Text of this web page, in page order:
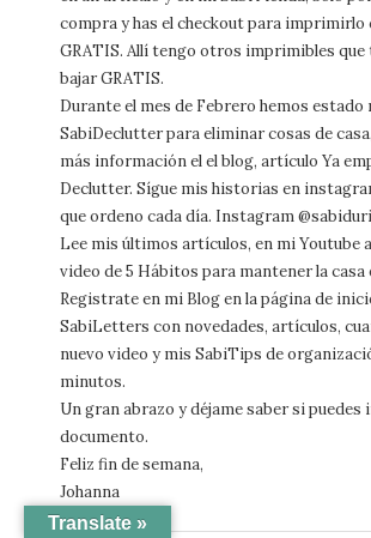
compra y has el checkout para
GRATIS. Allí tengo otros imprimibles que
bajar GRATIS.
Durante el mes de Febrero hemos
SabiDeclutter para eliminar cosas de casa,
más información el el blog, artículo Ya
Declutter. Sígue mis historias en
que ordeno cada día. Instagram
Lee mis últimos artículos, en mi Youtube
video de 5 Hábitos para mantener la casa
Registrate en mi Blog en la página de
SabiLetters con novedades, artículos,
nuevo video y mis SabiTips de
minutos.
Un gran abrazo y déjame saber si
documento.
Feliz fin de semana,
Johanna
Translate »